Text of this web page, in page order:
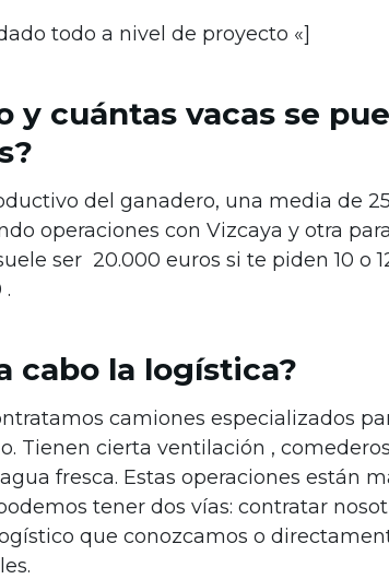
todo a nivel de proyecto «]
y cuántas vacas se
del ganadero, una media de
operaciones con Vizcaya y otra
ser 20.000 euros si te piden 10 o
cabo la logística?
camiones especializados
Tienen cierta ventilación ,
fresca. Estas operaciones están
tener dos vías: contratar
que conozcamos o